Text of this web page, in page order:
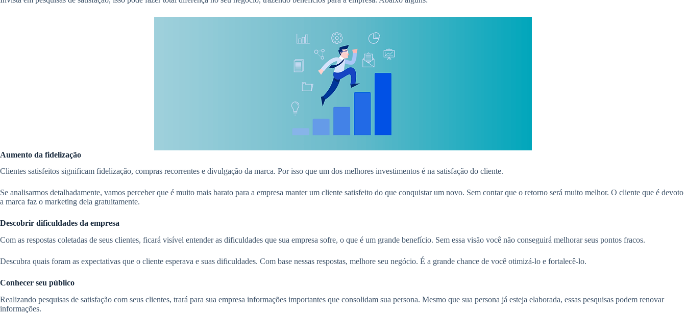
Aumento da fidelização
Clientes satisfeitos significam fidelização, compras recorrentes e divulgação da marca. Por isso que um dos melhores investimentos é na satisfação do cliente.
Se analisarmos detalhadamente, vamos perceber que é muito mais barato para a empresa manter um cliente satisfeito do que conquistar um novo. Sem contar que o retorno será muito melhor. O cliente que é devoto
a marca faz o marketing dela gratuitamente.
Descobrir dificuldades da empresa
Com as respostas coletadas de seus clientes, ficará visível entender as dificuldades que sua empresa sofre, o que é um grande benefício. Sem essa visão você não conseguirá melhorar seus pontos fracos.
Descubra quais foram as expectativas que o cliente esperava e suas dificuldades. Com base nessas respostas, melhore seu negócio. É a grande chance de você otimizá-lo e fortalecê-lo.
Conhecer seu público
Realizando pesquisas de satisfação com seus clientes, trará para sua empresa informações importantes que consolidam sua persona. Mesmo que sua persona já esteja elaborada, essas pesquisas podem renovar
informações.